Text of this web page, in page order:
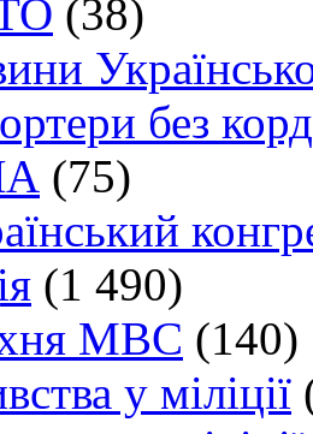
(38)
без
(75)
(1 490)
МВС (140)
у міліції